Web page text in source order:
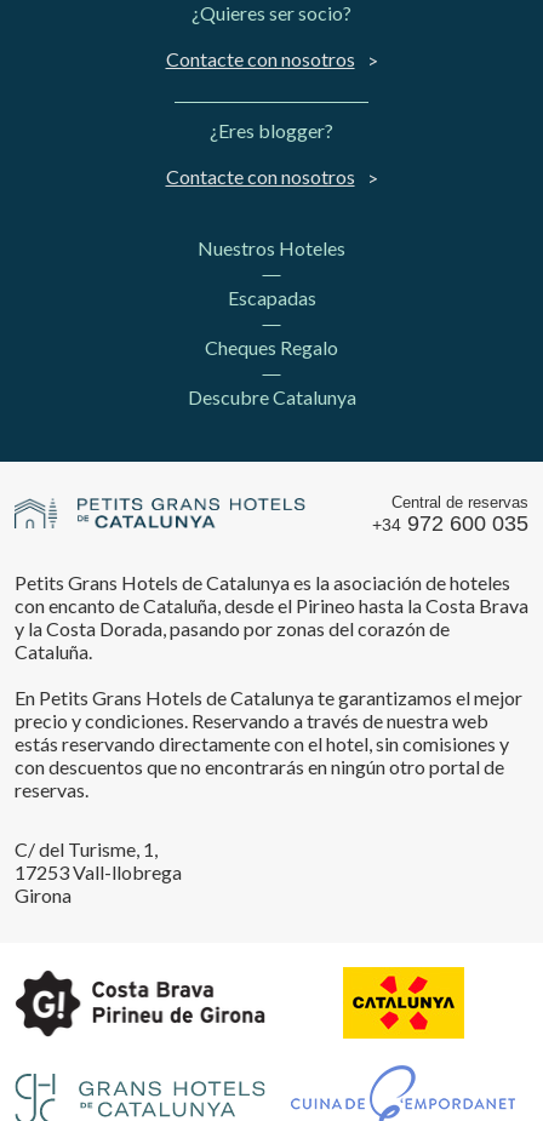
¿Quieres ser socio?
Contacte con nosotros
¿Eres blogger?
Contacte con nosotros
Nuestros Hoteles
Escapadas
Cheques Regalo
Descubre Catalunya
Central de reservas
+34 972 600 035
Petits Grans Hotels de Catalunya es la asociación de hoteles
con encanto de Cataluña, desde el Pirineo hasta la Costa Brava
y la Costa Dorada, pasando por zonas del corazón de
Cataluña.
En Petits Grans Hotels de Catalunya te garantizamos el mejor
precio y condiciones. Reservando a través de nuestra web
estás reservando directamente con el hotel, sin comisiones y
con descuentos que no encontrarás en ningún otro portal de
reservas.
C/ del Turisme, 1,
17253 Vall-llobrega
Girona